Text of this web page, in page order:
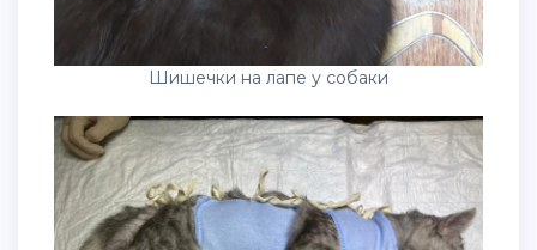
Шишечки на лапе у собаки